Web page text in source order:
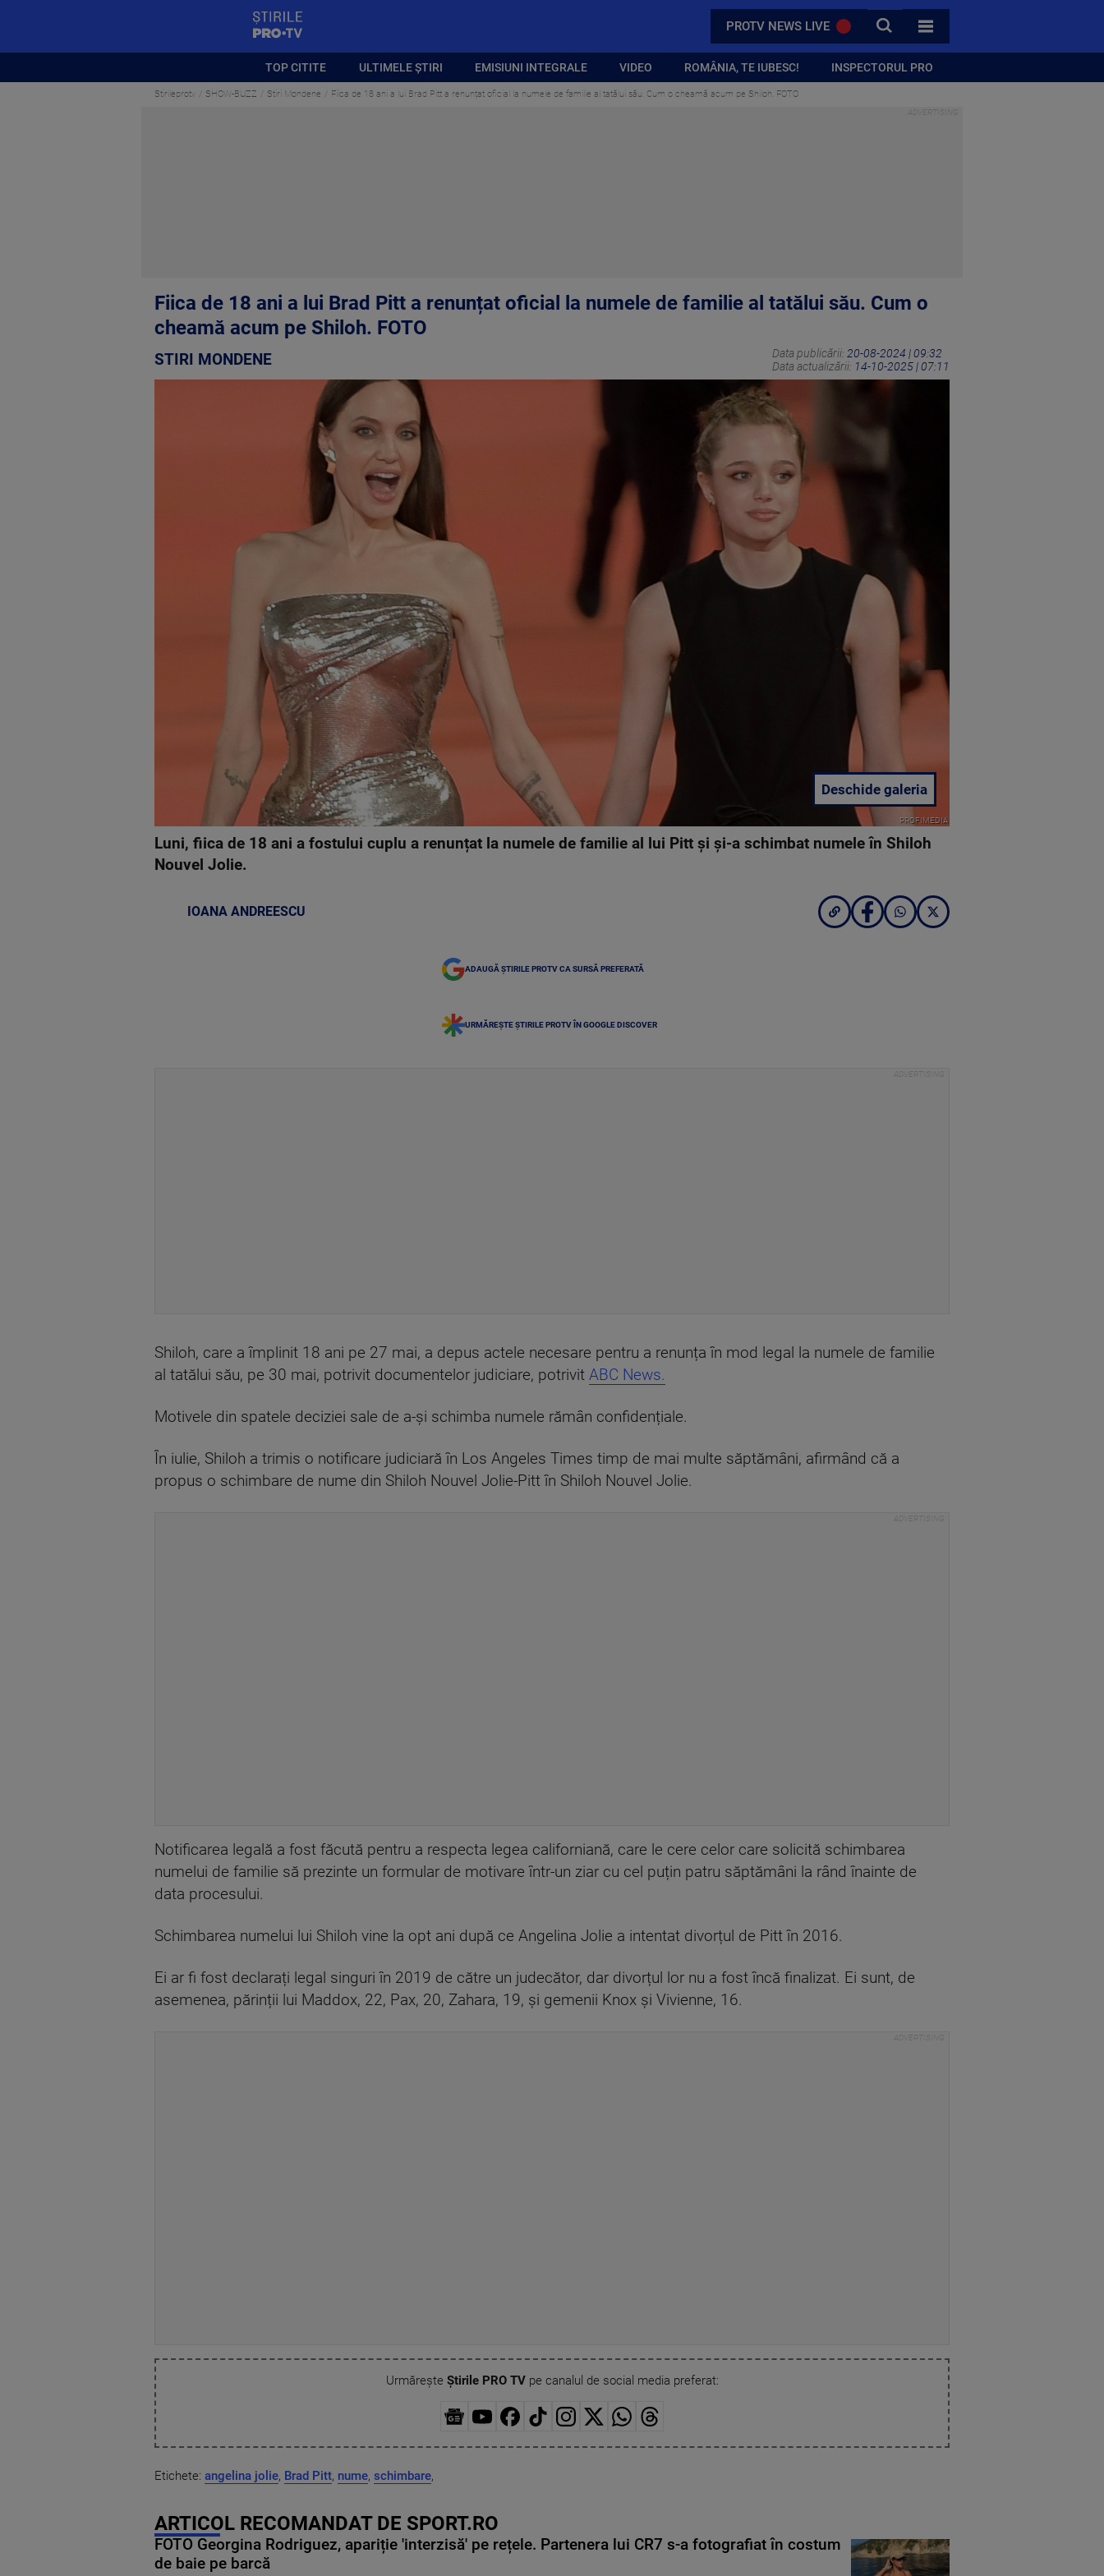
PROTV NEWS LIVE CAUTA
TOATE CATEGORIILE
TOP CITITE ULTIMELE ȘTIRI EMISIUNI INTEGRALE VIDEO ROMÂNIA, TE IUBESC! INSPECTORUL PRO
Stirileprotv SHOW-BUZZ Stiri Mondene Fiica de 18 ani a lui Brad Pitt a renunțat oficial la numele de familie al tatălui său. Cum o cheamă acum pe Shiloh. FOTO
Fiica de 18 ani a lui Brad Pitt a renunțat oficial la numele de familie al tatălui său. Cum o
cheamă acum pe Shiloh. FOTO
STIRI MONDENE Data publicării: 20-08-2024 | 09:32
Data actualizării: 14-10-2025 | 07:11
PROFIMEDIA
Deschide galeria
Luni, fiica de 18 ani a fostului cuplu a renunțat la numele de familie al lui Pitt și și-a schimbat numele în Shiloh
Nouvel Jolie.
IOANA ANDREESCU
ADAUGĂ ȘTIRILE PROTV CA SURSĂ PREFERATĂ
URMĂREȘTE ȘTIRILE PROTV ÎN GOOGLE DISCOVER
Shiloh, care a împlinit 18 ani pe 27 mai, a depus actele necesare pentru a renunța în mod legal la numele de familie
al tatălui său, pe 30 mai, potrivit documentelor judiciare, potrivit ABC News.
Motivele din spatele deciziei sale de a-și schimba numele rămân confidențiale.
În iulie, Shiloh a trimis o notificare judiciară în Los Angeles Times timp de mai multe săptămâni, afirmând că a
propus o schimbare de nume din Shiloh Nouvel Jolie-Pitt în Shiloh Nouvel Jolie.
Notificarea legală a fost făcută pentru a respecta legea californiană, care le cere celor care solicită schimbarea
numelui de familie să prezinte un formular de motivare într-un ziar cu cel puțin patru săptămâni la rând înainte de
data procesului.
Schimbarea numelui lui Shiloh vine la opt ani după ce Angelina Jolie a intentat divorțul de Pitt în 2016.
Ei ar fi fost declarați legal singuri în 2019 de către un judecător, dar divorțul lor nu a fost încă finalizat. Ei sunt, de
asemenea, părinții lui Maddox, 22, Pax, 20, Zahara, 19, și gemenii Knox și Vivienne, 16.
Urmărește Știrile PRO TVpe canalul de social media preferat:
Etichete: angelina jolie, Brad Pitt, nume, schimbare,
ARTICOL RECOMANDAT DE SPORT.RO
FOTO Georgina Rodriguez, apariție 'interzisă' pe rețele. Partenera lui CR7 s-a fotografiat în costum
de baie pe barcă